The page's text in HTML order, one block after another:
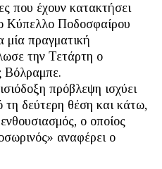
που έχουν κατακτήσει
Κύπελλο Ποδοσφαίρου
μία πραγματική
την Τετάρτη ο
Βόλραμπε.
πρόβλεψη ισχύει
τη δεύτερη θέση και κάτω,
ο οποίος
αναφέρει ο